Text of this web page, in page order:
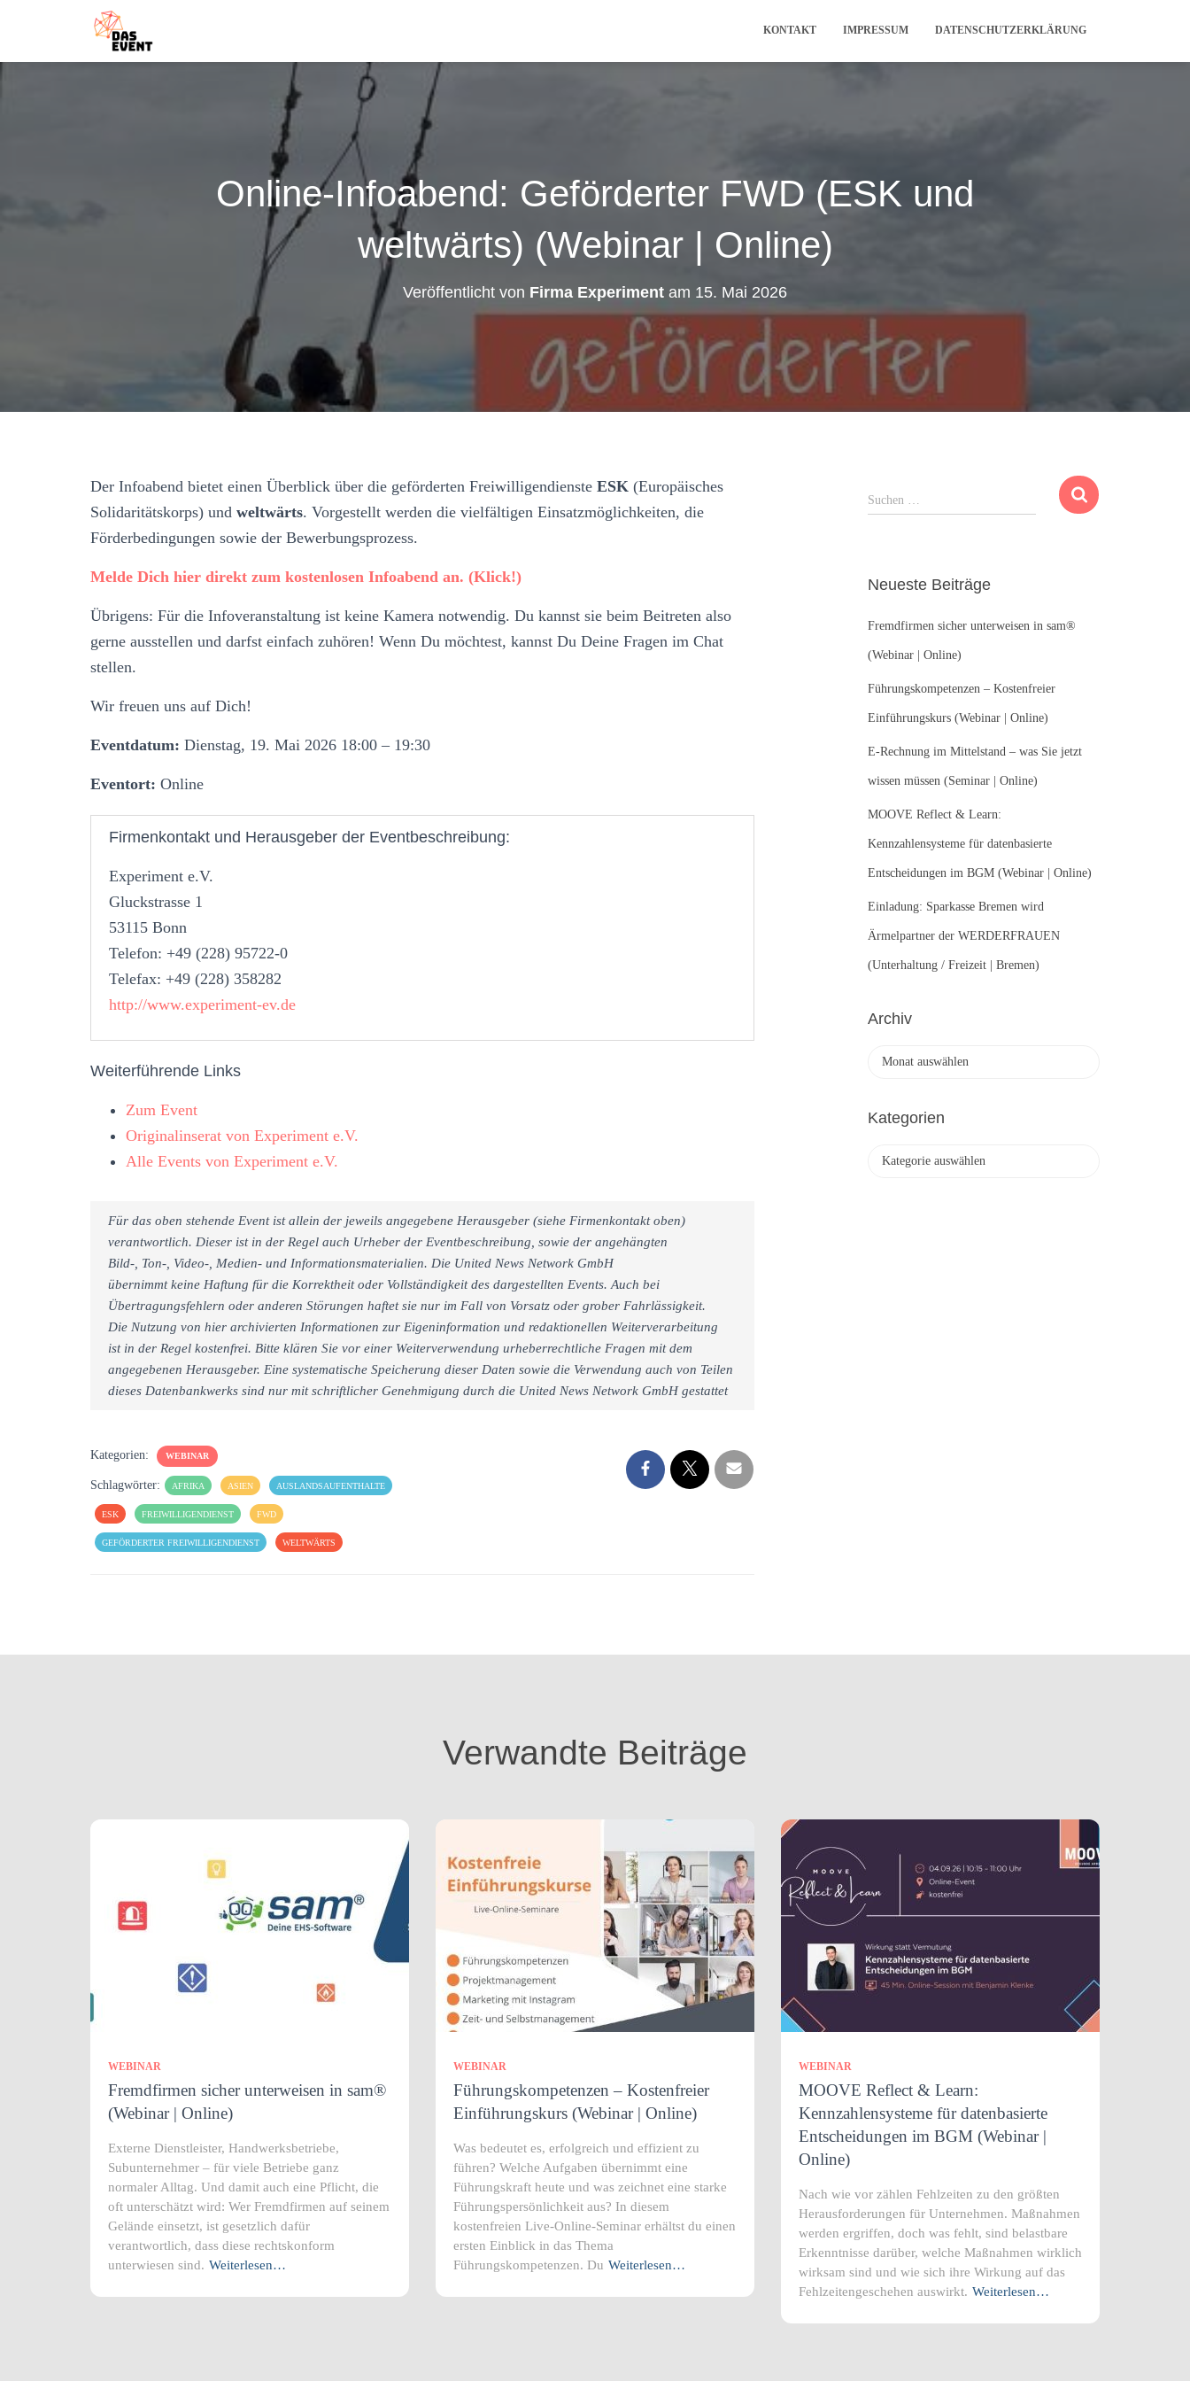
KONTAKT IMPRESSUM DATENSCHUTZERKLÄRUNG
Online-Infoabend: Geförderter FWD (ESK und
weltwärts) (Webinar | Online)
Veröffentlicht von Firma Experiment am 15. Mai 2026
Der Infoabend bietet einen Überblick über die geförderten Freiwilligendienste ESK (Europäisches
Solidaritätskorps) und weltwärts. Vorgestellt werden die vielfältigen Einsatzmöglichkeiten, die
Förderbedingungen sowie der Bewerbungsprozess.
Melde Dich hier direkt zum kostenlosen Infoabend an. (Klick!)
Übrigens: Für die Infoveranstaltung ist keine Kamera notwendig. Du kannst sie beim Beitreten also
gerne ausstellen und darfst einfach zuhören! Wenn Du möchtest, kannst Du Deine Fragen im Chat
stellen.
Wir freuen uns auf Dich!
Eventdatum: Dienstag, 19. Mai 2026 18:00 – 19:30
Eventort: Online
Firmenkontakt und Herausgeber der Eventbeschreibung:
Experiment e.V.
Gluckstrasse 1
53115 Bonn
Telefon: +49 (228) 95722-0
Telefax: +49 (228) 358282
http://www.experiment-ev.de
Weiterführende Links
Zum Event
Originalinserat von Experiment e.V.
Alle Events von Experiment e.V.
Für das oben stehende Event ist allein der jeweils angegebene Herausgeber (siehe Firmenkontakt oben)
verantwortlich. Dieser ist in der Regel auch Urheber der Eventbeschreibung, sowie der angehängten
Bild-, Ton-, Video-, Medien- und Informationsmaterialien. Die United News Network GmbH
übernimmt keine Haftung für die Korrektheit oder Vollständigkeit des dargestellten Events. Auch bei
Übertragungsfehlern oder anderen Störungen haftet sie nur im Fall von Vorsatz oder grober Fahrlässigkeit.
Die Nutzung von hier archivierten Informationen zur Eigeninformation und redaktionellen Weiterverarbeitung
ist in der Regel kostenfrei. Bitte klären Sie vor einer Weiterverwendung urheberrechtliche Fragen mit dem
angegebenen Herausgeber. Eine systematische Speicherung dieser Daten sowie die Verwendung auch von Teilen
dieses Datenbankwerks sind nur mit schriftlicher Genehmigung durch die United News Network GmbH gestattet
Kategorien: WEBINAR
Schlagwörter: AFRIKA ASIEN AUSLANDSAUFENTHALTE
ESK FREIWILLIGENDIENST FWD
GEFÖRDERTER FREIWILLIGENDIENST WELTWÄRTS
u
n
a
c
:
Suchen …
Neueste Beiträge
Fremdfirmen sicher unterweisen in sam®
(Webinar | Online)
Führungskompetenzen – Kostenfreier
Einführungskurs (Webinar | Online)
E-Rechnung im Mittelstand – was Sie jetzt
wissen müssen (Seminar | Online)
MOOVE Reflect & Learn:
Kennzahlensysteme für datenbasierte
Entscheidungen im BGM (Webinar | Online)
Einladung: Sparkasse Bremen wird
Ärmelpartner der WERDERFRAUEN
(Unterhaltung / Freizeit | Bremen)
Archiv
h
Kategorien
Verwandte Beiträge
WEBINAR
Fremdfirmen sicher unterweisen in sam®
(Webinar | Online)
Externe Dienstleister, Handwerksbetriebe,
Subunternehmer – für viele Betriebe ganz
normaler Alltag. Und damit auch eine Pflicht, die
oft unterschätzt wird: Wer Fremdfirmen auf seinem
Gelände einsetzt, ist gesetzlich dafür
verantwortlich, dass diese rechtskonform
unterwiesen sind. Weiterlesen…
WEBINAR
Führungskompetenzen – Kostenfreier
Einführungskurs (Webinar | Online)
Was bedeutet es, erfolgreich und effizient zu
führen? Welche Aufgaben übernimmt eine
Führungskraft heute und was zeichnet eine starke
Führungspersönlichkeit aus? In diesem
kostenfreien Live-Online-Seminar erhältst du einen
ersten Einblick in das Thema
Führungskompetenzen. Du Weiterlesen…
WEBINAR
MOOVE Reflect & Learn:
Kennzahlensysteme für datenbasierte
Entscheidungen im BGM (Webinar |
Online)
Nach wie vor zählen Fehlzeiten zu den größten
Herausforderungen für Unternehmen. Maßnahmen
werden ergriffen, doch was fehlt, sind belastbare
Erkenntnisse darüber, welche Maßnahmen wirklich
wirksam sind und wie sich ihre Wirkung auf das
Fehlzeitengeschehen auswirkt. Weiterlesen…